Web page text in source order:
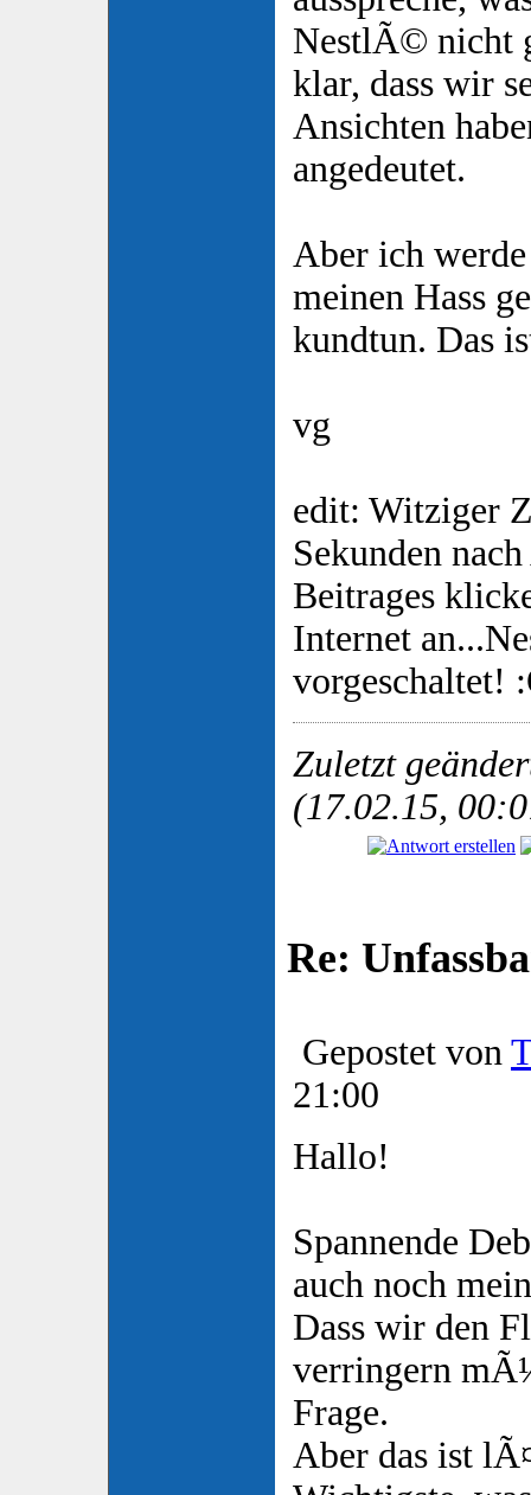
NestlÃ© nicht
klar, dass wir
Ansichten
angedeutet.
Aber ich
meinen Hass
kundtun. Das
vg
edit: Witziger
Sekunden
Beitrages
Internet
vorgeschaltet!
Zuletzt
(17.02.15,
Re:
Gepostet von
21:00
Hallo!
Spannende
auch noch
Dass wir den
verringern
Frage.
Aber das ist